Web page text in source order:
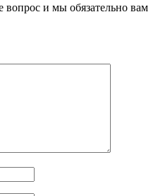
вопрос и мы обязательно вам